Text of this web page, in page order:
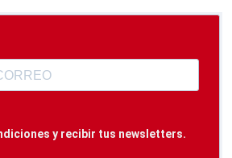
y recibir tus newsletters.